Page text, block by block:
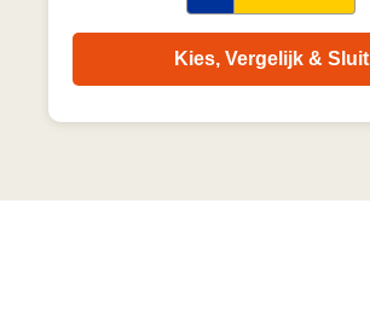
Kies, Vergelijk & Sluit